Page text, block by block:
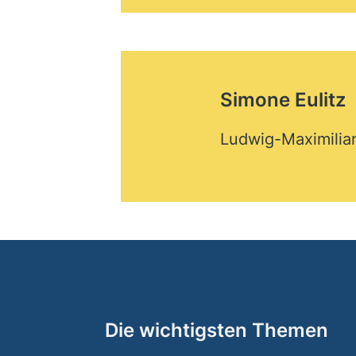
Simone Eulitz
Ludwig-
Die wichtigsten Themen